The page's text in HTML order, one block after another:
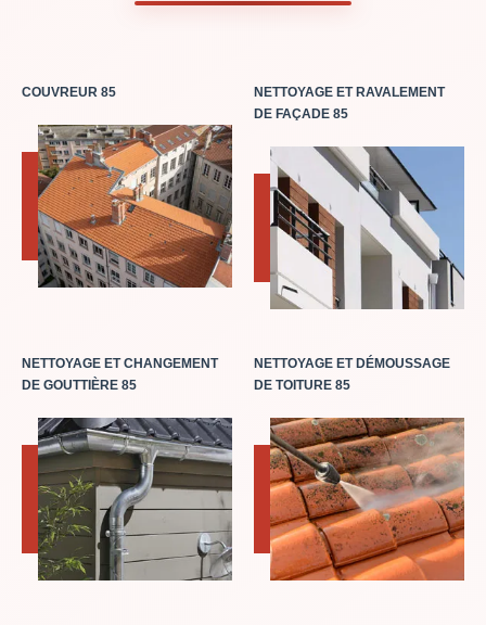
COUVREUR 85
NETTOYAGE ET RAVALEMENT
DE FAÇADE 85
NETTOYAGE ET CHANGEMENT
DE GOUTTIÈRE 85
NETTOYAGE ET DÉMOUSSAGE
DE TOITURE 85